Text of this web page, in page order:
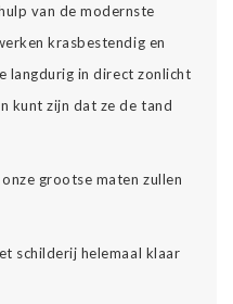
van de modernste
krasbestendig en
langdurig in direct zonlicht
kunt zijn dat ze de tand
grootse maten zullen
schilderij helemaal klaar